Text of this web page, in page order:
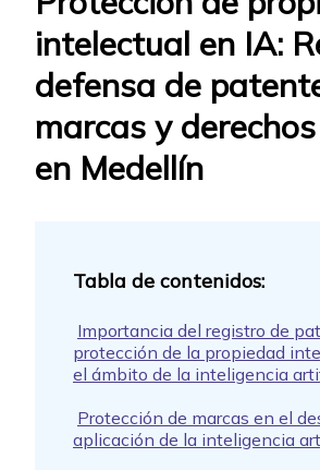
intelectual en IA:
defensa de
marcas y
en Medellín
Importancia del registro de
protección de la propiedad
el ámbito de la inteligencia
Protección de marcas en el
aplicación de la inteligencia